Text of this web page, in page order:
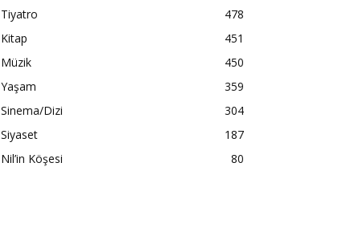
Tiyatro
478
Kitap
451
Müzik
450
Yaşam
359
Sinema/Dizi
304
Siyaset
187
Nil’in Köşesi
80